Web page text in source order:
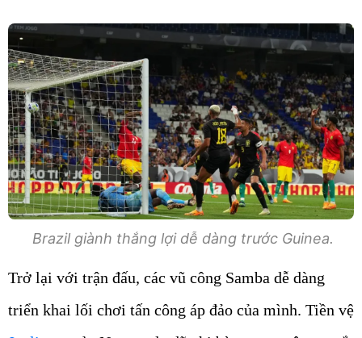
Brazil giành thắng lợi dễ dàng trước Guinea.
Trở lại với trận đấu, các vũ công Samba dễ dàng
triển khai lối chơi tấn công áp đảo của mình. Tiền vệ